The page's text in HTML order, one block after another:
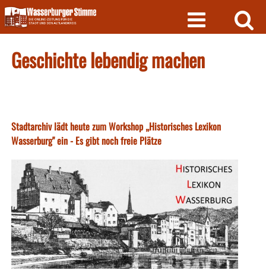
Skip
to
content
Geschichte lebendig machen
Stadtarchiv lädt heute zum Workshop „Historisches Lexikon
Wasserburg" ein - Es gibt noch freie Plätze